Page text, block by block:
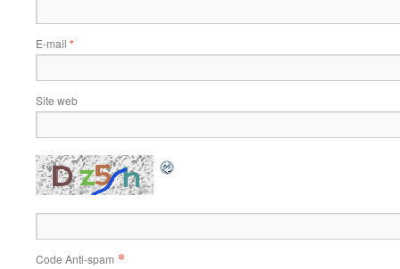
E-mail *
Site web
Code Anti-spam *